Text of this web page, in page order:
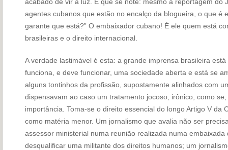
agentes cubanos que estão no encalço da blogueira, o que é
garante que está?” O embaixador cubano! É ele quem está
brasileiras e o direito internacional.
A verdade lastimável é esta: a grande imprensa brasileira
funciona, e deve funcionar, uma sociedade aberta e está se
alguns tontinhos da profissão, supostamente alinhados com
dispensavam ao caso um tratamento jocoso, irônico, como
importância. Toma-se o direito essencial do longo Artigo V
como matéria menor. Um jornalismo que avalia não ser
assessor ministerial numa reunião realizada numa
desqualificar uma militante dos direitos humanos; um